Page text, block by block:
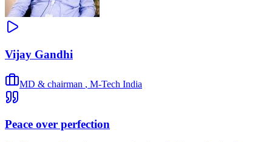
Vijay Gandhi
MD & chairman , M-Tech India
Peace over perfection